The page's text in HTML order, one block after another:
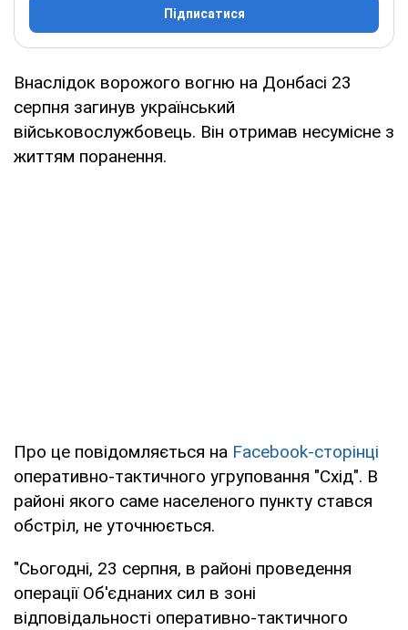
Підписатися
Внаслідок ворожого вогню на Донбасі 23
серпня загинув український
військовослужбовець. Він отримав несумісне з
життям поранення.
Про це повідомляється на Facebook-сторінці
оперативно-тактичного угруповання "Схід". В
районі якого саме населеного пункту стався
обстріл, не уточнюється.
"Сьогодні, 23 серпня, в районі проведення
операції Об'єднаних сил в зоні
відповідальності оперативно-тактичного